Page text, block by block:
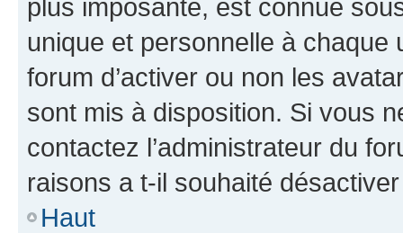
plus imposante, est connue
unique et personnelle à chaque
forum d’activer ou non les
sont mis à disposition. Si vous
contactez l’administrateur du
raisons a t-il souhaité
Haut